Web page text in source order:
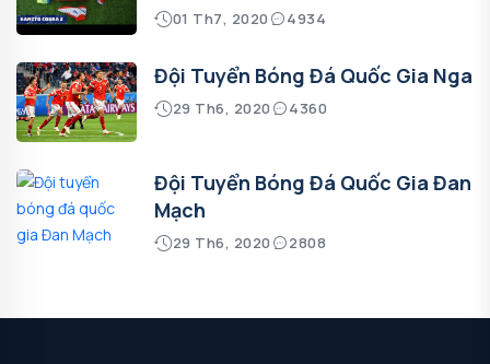
01 Th7, 2020 4934
Đội Tuyển Bóng Đá Quốc Gia Nga
29 Th6, 2020 4360
Đội Tuyển Bóng Đá Quốc Gia Đan
Mạch
29 Th6, 2020 2808